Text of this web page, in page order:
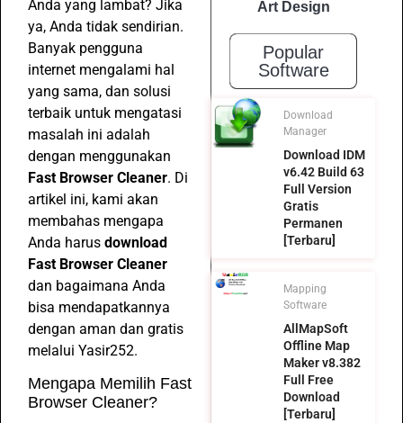
Anda yang lambat? Jika
ya, Anda tidak sendirian.
Banyak pengguna
internet mengalami hal
yang sama, dan solusi
terbaik untuk mengatasi
masalah ini adalah
dengan menggunakan
Fast Browser Cleaner. Di
artikel ini, kami akan
membahas mengapa
Anda harus download
Fast Browser Cleaner
dan bagaimana Anda
bisa mendapatkannya
dengan aman dan gratis
melalui Yasir252.
Mengapa Memilih Fast
Browser Cleaner?
Art Design
Popular
Software
Download
Manager
Download IDM
v6.42 Build 63
Full Version
Gratis
Permanen
[Terbaru]
Mapping
Software
AllMapSoft
Offline Map
Maker v8.382
Full Free
Download
[Terbaru]